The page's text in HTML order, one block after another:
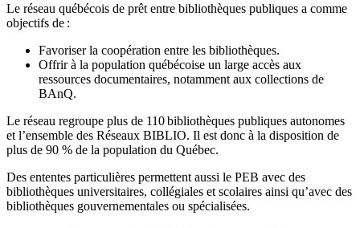
Le réseau québécois de prêt entre bibliothèques publiques a comme
objectifs de :
Favoriser la coopération entre les bibliothèques.
Offrir à la population québécoise un large accès aux
ressources documentaires, notamment aux collections de
BAnQ.
Le réseau regroupe plus de 110bibliothèques publiques autonomes
et l’ensemble des Réseaux BIBLIO. Il est donc à la disposition de
plus de 90 % de la population du Québec.
Des ententes particulières permettent aussi le PEB avec des
bibliothèques universitaires, collégiales et scolaires ainsi qu’avec des
bibliothèques gouvernementales ou spécialisées.